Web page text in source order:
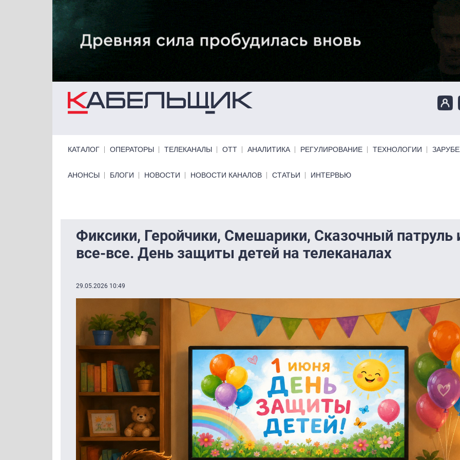
Перейти к основному содержанию
КАТАЛОГ ОПЕРАТОРЫ ТЕЛЕКАНАЛЫ ОТТ АНАЛИТИКА РЕГУЛИРОВАНИЕ ТЕХНОЛОГИИ
Primary links bottom
АНОНСЫ БЛОГИ НОВОСТИ НОВОСТИ КАНАЛОВ СТАТЬИ ИНТЕРВЬЮ
Фиксики, Геройчики, Смешарики, Сказочный патруль
все-все. День защиты детей на телеканалах
29.05.2026 10:49